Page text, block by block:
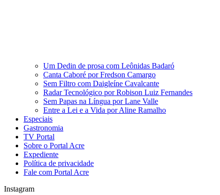
Um Dedin de prosa com Leônidas Badaró
Canta Caboré por Fredson Camargo
Sem Filtro com Daigleíne Cavalcante
Radar Tecnológico por Robison Luiz Fernandes
Sem Papas na Língua por Lane Valle
Entre a Lei e a Vida por Aline Ramalho
Especiais
Gastronomia
TV Portal
Sobre o Portal Acre
Expediente
Política de privacidade
Fale com Portal Acre
Instagram